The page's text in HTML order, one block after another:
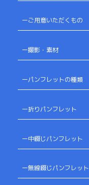
ーご用意いただくもの
ー撮影・素材
ーパンフレットの種類
ー折りパンフレット
ー中綴じパンフレット
ー無線綴じパンフレット